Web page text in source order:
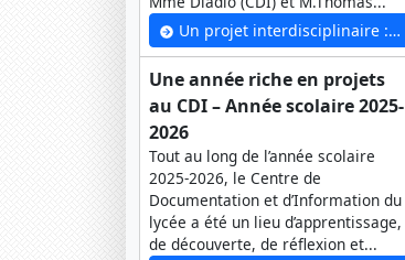
Un projet interdisciplinaire : le Procès de Bobigny
Une année riche en projets
au CDI – Année scolaire 2025-
2026
Tout au long de l’année scolaire
2025-2026, le Centre de
Documentation et d’Information du
lycée a été un lieu d’apprentissage,
de découverte, de réflexion et...